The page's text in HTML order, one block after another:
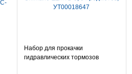
Набор для прокачки
гидравлических тормозов